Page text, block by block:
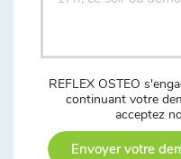
REFLEX OSTEO
continuant votre
acceptez
Envoyer votre